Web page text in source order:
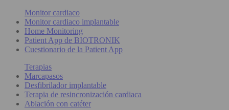
Monitor cardiaco
Monitor cardiaco implantable
Home Monitoring
Patient App de BIOTRONIK
Cuestionario de la Patient App
Terapias
Marcapasos
Desfibrilador implantable
Terapia de resincronización cardiaca
Ablación con catéter